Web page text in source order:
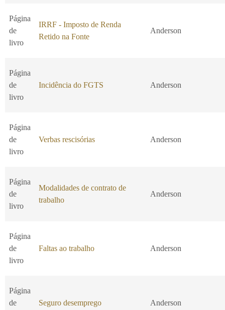
Página
de
livro
IRRF - Imposto de Renda
Retido na Fonte
Anderson
Página
de
livro
Incidência do FGTS Anderson
Página
de
livro
Verbas rescisórias Anderson
Página
de
livro
Modalidades de contrato de
trabalho
Anderson
Página
de
livro
Faltas ao trabalho Anderson
Página
de
Seguro desemprego Anderson